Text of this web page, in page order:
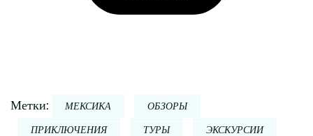
Метки: МЕКСИКА ОБЗОРЫ
ПРИКЛЮЧЕНИЯ ТУРЫ ЭКСКУРСИИ